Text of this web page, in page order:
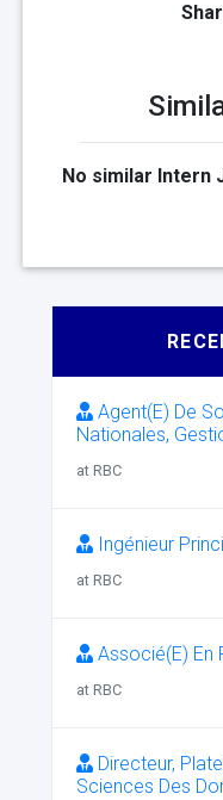
No similar Intern
Agent(E) De
Nationales,
at RBC
Ingénieur
at RBC
Associé(E) En
at RBC
Directeur,
Sciences Des